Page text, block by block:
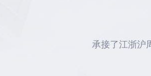
承接了江浙沪